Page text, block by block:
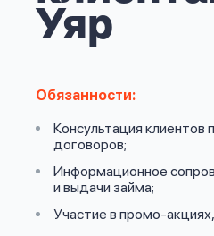
Уяр
Обязанности:
Консультация клиентов
договоров;
Информационное
и выдачи займа;
Участие в промо-
номером